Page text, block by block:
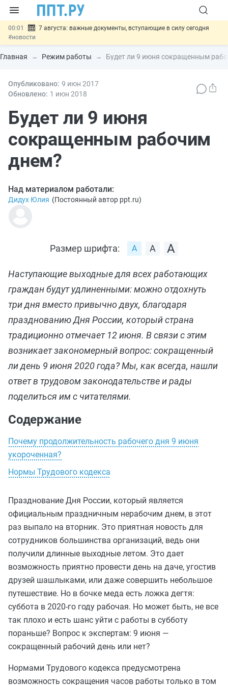
00:01
7 августа: важные документы, вступающие в силу сегодня
#новости
06.08 Минпромторг предложил запретить смешанные лоты
электроники в госзакупках#новости
06.08 Возврат денег за риелторские услуги при недействительных
сделках: инициатива #новости
банковской гарантией
#новости
Главная Режим работы Будет ли 9 июня сокращенным
Опубликовано: 9 июн 2017
Обновлено: 1 июн 2018
Будет ли 9 июня
сокращенным рабочим
днем?
Над материалом работали:
Дидух Юлия (Постоянный автор ppt.ru)
Размер шрифта:
Наступающие выходные для всех работающих
граждан будут удлиненными: можно отдохнуть
три дня вместо привычно двух, благодаря
празднованию Дня России, который страна
традиционно отмечает 12 июня. В связи с этим
возникает закономерный вопрос: сокращенный
ли день 9 июня 2020 года? Мы, как всегда, нашли
ответ в трудовом законодательстве и рады
поделиться им с читателями.
Содержание
Почему продолжительность рабочего дня 9 июня
укороченная?
Нормы Трудового кодекса
Празднование Дня России, который является
официальным праздничным нерабочим днем, в этот
раз выпало на вторник. Это приятная новость для
сотрудников большинства организаций, ведь они
получили длинные выходные летом. Это дает
возможность приятно провести день на даче, угостив
друзей шашлыками, или даже совершить небольшое
путешествие. Но в бочке меда есть ложка дегтя:
суббота в 2020-го году рабочая. Но может быть, не все
так плохо и есть шанс уйти с работы в субботу
пораньше? Вопрос к экспертам: 9 июня —
сокращенный рабочий день или нет?
Нормами Трудового кодекса предусмотрена
возможность сокращения часов работы только в том